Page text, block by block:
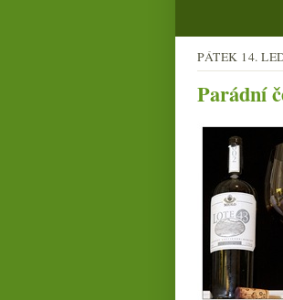
PÁTEK 14.
Parádní